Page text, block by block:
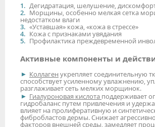
Дегидратация, шелушение,
Морщины, особенно мелкая сетка
недостатком влаги
«Уставшая» кожа, «кожа в стрессе»
Кожа с признаками увядания
Профилактика преждевременной
Активные компоненты и
Коллаген укрепляет соединительную
способствует усиленному увлажнению,
разглаживает сеть мелких морщинок.
Гиалуроновая кислота поддерживает
гидробаланс путем привлечения и
влияет на пролиферативную и
фибробластов дермы. Снижает
факторов внешней среды, замедляет